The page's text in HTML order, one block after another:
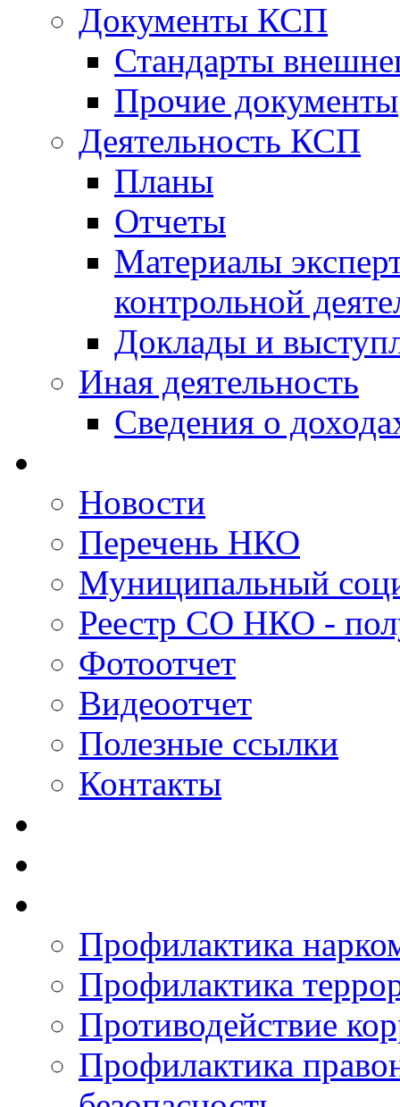
Документы КСП
Стандарты
Прочие документы
Деятельность КСП
Планы
Отчеты
Материалы
контрольной
Доклады и
Иная деятельность
Сведения о
Новости
Перечень НКО
Муниципальный
Реестр СО НКО -
Фотоотчет
Видеоотчет
Полезные ссылки
Контакты
Профилактика
Профилактика
Противодействие
Профилактика